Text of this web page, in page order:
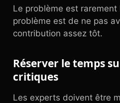
Le problème est
problème est de ne pas
contribution assez tôt.
Réserver le temps
critiques
Les experts doivent être